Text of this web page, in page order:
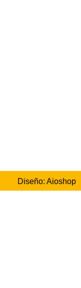
Diseño: Aioshop